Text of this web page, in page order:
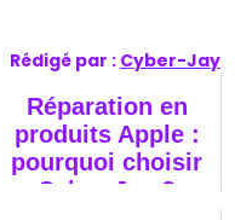
Rédigé par : Cyber-Jay
Réparation en
produits Apple :
pourquoi choisir
Cyber-Jay ?